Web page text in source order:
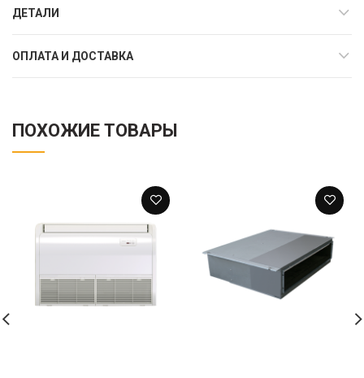
ДЕТАЛИ
ОПЛАТА И ДОСТАВКА
ПОХОЖИЕ ТОВАРЫ